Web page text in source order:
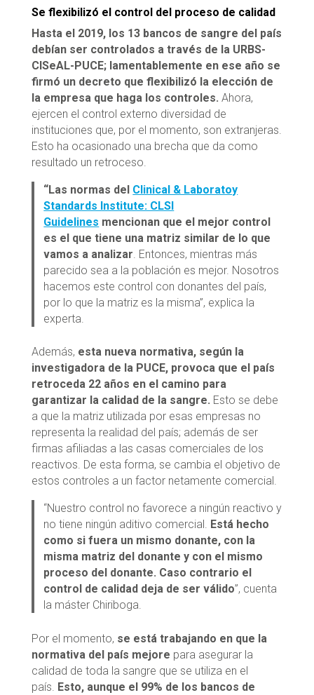
Se flexibilizó el control del proceso de calidad
Hasta el 2019, los 13 bancos de sangre del país
debían ser controlados a través de la URBS-
CISeAL-PUCE; lamentablemente en ese año se
firmó un decreto que flexibilizó la elección de
la empresa que haga los controles. Ahora,
ejercen el control externo diversidad de
instituciones que, por el momento, son extranjeras.
Esto ha ocasionado una brecha que da como
resultado un retroceso.
“Las normas del Clinical & Laboratoy
Standards Institute: CLSI
Guidelines mencionan que el mejor control
es el que tiene una matriz similar de lo que
vamos a analizar . Entonces, mientras más
parecido sea a la población es mejor. Nosotros
hacemos este control con donantes del país,
por lo que la matriz es la misma”, explica la
experta.
Además, esta nueva normativa, según la
investigadora de la PUCE, provoca que el país
retroceda 22 años en el camino para
garantizar la calidad de la sangre. Esto se debe
a que la matriz utilizada por esas empresas no
representa la realidad del país; además de ser
firmas afiliadas a las casas comerciales de los
reactivos. De esta forma, se cambia el objetivo de
estos controles a un factor netamente comercial.
“Nuestro control no favorece a ningún reactivo y
no tiene ningún aditivo comercial. Está hecho
como si fuera un mismo donante, con la
misma matriz del donante y con el mismo
proceso del donante. Caso contrario el
control de calidad deja de ser válido”, cuenta
la máster Chiriboga.
Por el momento, se está trabajando en que la
normativa del país mejore para asegurar la
calidad de toda la sangre que se utiliza en el
país. Esto, aunque el 99% de los bancos de